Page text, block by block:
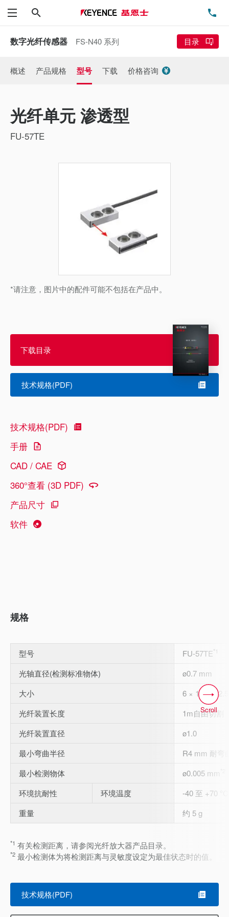
菜单
数字光纤传感器 FS-N40 系列 目录
概述 产品规格 型号 下载 价格咨询
光纤单元 渗透型
FU-57TE
*请注意，图片中的配件可能不包括在产品中。
下载目录
技术规格(PDF)
技术规格(PDF)
手册
CAD / CAE
360°查看 (3D PDF)
产品尺寸
软件
规格
型号 FU-57TE*1
光轴直径(检测标准物体)
ø0.7 mm
大小
6 × 10.5 ×
光纤装置长度
1m自由切割
光纤装置直径
ø1.0
最小弯曲半径
R4 mm 耐弯
最小检测物体
ø0.005 mm
环境抗耐性 环境温度
-40 至 +70 °C
重量
约 5 g
*1 有关检测距离，请参阅光纤放大器产品目录。
*2 最小检测体为将检测距离与灵敏度设定为最佳状态时的值。
Scroll
技术规格(PDF)